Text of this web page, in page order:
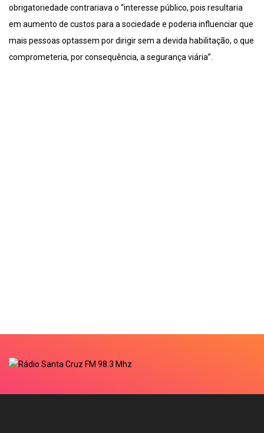
obrigatoriedade contrariava o “interesse público, pois resultaria
em aumento de custos para a sociedade e poderia influenciar que
mais pessoas optassem por dirigir sem a devida habilitação, o que
comprometeria, por consequência, a segurança viária”.